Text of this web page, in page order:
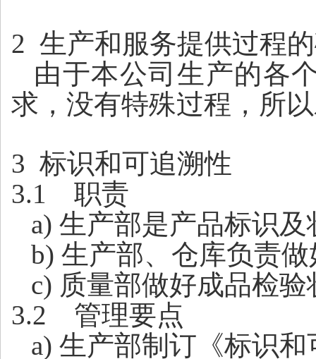
2 生产和服务提供过程
由于本公司生产的各
求，没有特殊过程，所
3 标识和可追溯性
3.1 职责
a) 生产部是产品标识
b) 生产部、仓库负责
c) 质量部做好成品检
3.2 管理要点
a) 生产部制订 《标识和